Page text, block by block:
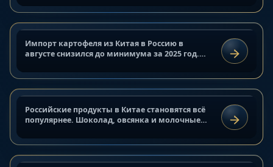
China Global Hub.
ИНДУСТРИАЛЬНЫЕ РЫНКИ
Россию упал до минимума
Импорт картофеля из Китая в Россию в
августе снизился до минимума за 2025 год.
рынок овощей РФ.
ЧИТАТЬ
АНАЛИТИКА И ОБЗОРЫ
Российские продукты в Китае:
рост спроса и популярные товары
Российские продукты в Китае становятся всё
популярнее. Шоколад, овсянка и молочные
из России растёт рекордными темпами.
ЧИТАТЬ
Экспорт металлов из России в
Китай: рост поставок в 2025 году